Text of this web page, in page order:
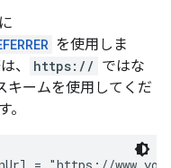
を使用しま
、 https:// ではな
キームを使用してくだ
。